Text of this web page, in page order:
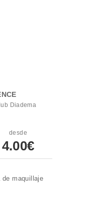
Diadema
desde
4.00€